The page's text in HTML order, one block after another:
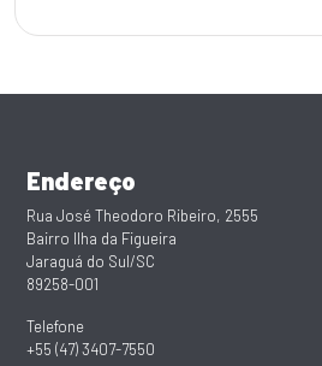
Endereço
Rua José Theodoro Ribeiro, 2555
Bairro Ilha da Figueira
Jaraguá do Sul/SC
89258-001
Telefone
+55 (47) 3407-7550